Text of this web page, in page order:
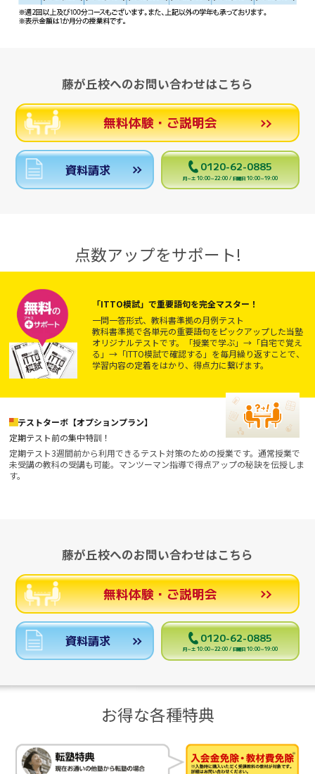
藤が丘校へのお問い合わせはこちら
無料体験・ご説明会
資料請求 0120-62-0885
月～土 10:00～22:00 / 日曜日 10:00～19:00
点数アップをサポート!
「ITTO模試」で重要語句を完全マスター！
一問一答形式、教科書準拠の月例テスト
教科書準拠で各単元の重要語句をピックアップした当塾
オリジナルテストです。「授業で学ぶ」→「自宅で覚え
る」→「ITTO模試で確認する」を毎月繰り返すことで、
学習内容の定着をはかり、得点力に繋げます。
テストターボ【オプションプラン】
定期テスト前の集中特訓！
定期テスト3週間前から利用できるテスト対策のための授業です。通常授業で
未受講の教科の受講も可能。マンツーマン指導で得点アップの秘訣を伝授しま
す。
藤が丘校へのお問い合わせはこちら
無料体験・ご説明会
資料請求 0120-62-0885
月～土 10:00～22:00 / 日曜日 10:00～19:00
お得な各種特典